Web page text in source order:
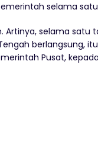
selama
Artinya, selama satu
berlangsung,
Pusat,